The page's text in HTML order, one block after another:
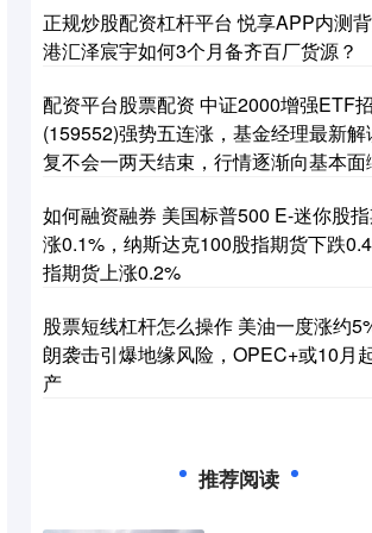
正规炒股配资杠杆平台 悦享APP内测
港汇泽宸宇如何3个月备齐百厂货源？
配资平台股票配资 中证2000增强ETF
(159552)强势五连涨，基金经理最新解
复不会一两天结束，行情逐渐向基本面
如何融资融券 美国标普500 E-迷你股
涨0.1%，纳斯达克100股指期货下跌
指期货上涨0.2%
股票短线杠杆怎么操作 美油一度涨约
朗袭击引爆地缘风险，OPEC+或10月
产
推荐阅读